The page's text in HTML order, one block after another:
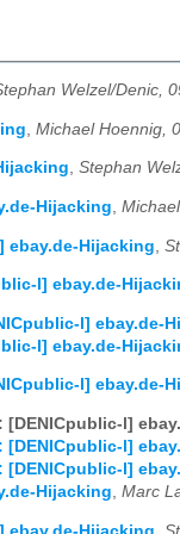
Welzel/Denic,
Michael Hoennig,
, Stephan
Hijacking,
ebay.de-Hijacking
l] ebay.de-
l] ebay.de-
l] ebay.de-
l] ebay.de-
[DENICpublic-l]
[DENICpublic-l]
[DENICpublic-l]
Hijacking, Marc